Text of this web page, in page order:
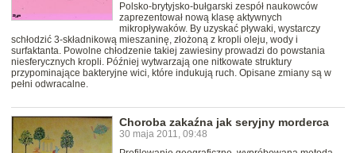
Polsko-brytyjsko-bułgarski zespół naukowców
zaprezentował nową klasę aktywnych
mikropływaków. By uzyskać pływaki, wystarczy
schłodzić 3-składnikową mieszaninę, złożoną z kropli oleju, wody i
surfaktanta. Powolne chłodzenie takiej zawiesiny prowadzi do powstania
niesferycznych kropli. Później wytwarzają one nitkowate struktury
przypominające bakteryjne wici, które indukują ruch. Opisane zmiany są w
pełni odwracalne.
Choroba zakaźna jak seryjny morderca
30 maja 2011, 09:48